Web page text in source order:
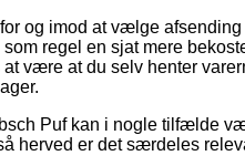
og imod at vælge
regel en sjat mere
være at du selv henter
Puf kan i nogle tilfælde
herved er det særdeles